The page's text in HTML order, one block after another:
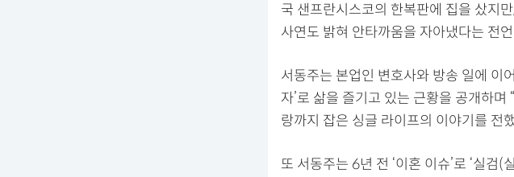
국 샌프란시스코의 한복판에 집을 샀지
사연도 밝혀 안타까움을 자아냈다는 전
서동주는 본업인 변호사와 방송 일에 이
자’로 삶을 즐기고 있는 근황을 공개하
랑까지 잡은 싱글 라이프의 이야기를 전
또 서동주는 6년 전 ‘이혼 이슈’로 ‘실검